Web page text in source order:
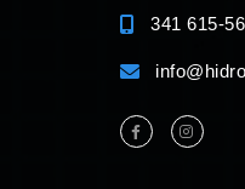
341 615-